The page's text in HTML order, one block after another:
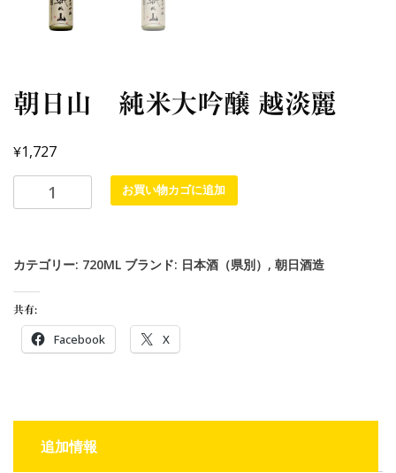
朝日山 純米大吟醸 越淡麗
¥1,727
お買い物カゴに追加
カテゴリー: 720ML ブランド: 日本酒（県別） , 朝日酒造
共有:
Facebook X
追加情報